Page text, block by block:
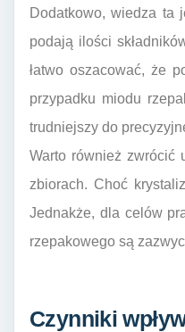
Dodatkowo, wiedza ta
podają ilości
łatwo oszacować, że
przypadku miodu
trudniejszy do
Warto również zwrócić
zbiorach. Choć
Jednakże, dla celów
rzepakowego są
Czynniki